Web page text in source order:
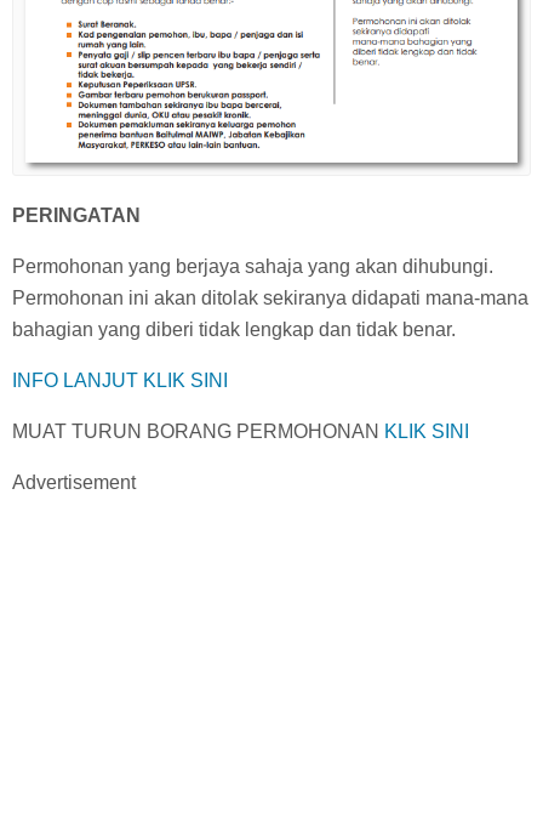
PERINGATAN
Permohonan yang berjaya sahaja yang akan dihubungi.
Permohonan ini akan ditolak sekiranya didapati mana-mana
bahagian yang diberi tidak lengkap dan tidak benar.
INFO LANJUT KLIK SINI
MUAT TURUN BORANG PERMOHONAN KLIK SINI
Advertisement